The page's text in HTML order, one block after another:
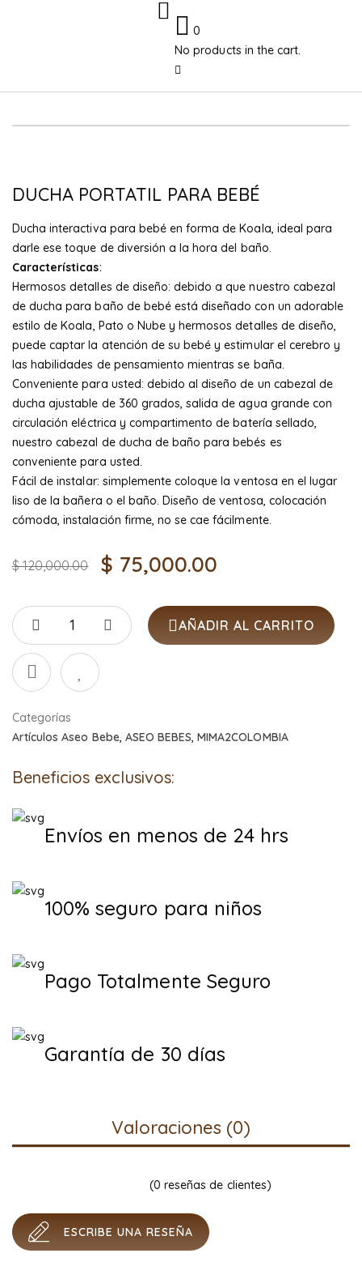
0
No products in the cart.
DUCHA PORTATIL PARA BEBÉ
Ducha interactiva para bebé en forma de Koala, ideal para
darle ese toque de diversión a la hora del baño.
Características:
Hermosos detalles de diseño: debido a que nuestro cabezal
de ducha para baño de bebé está diseñado con un adorable
estilo de Koala, Pato o Nube y hermosos detalles de diseño,
puede captar la atención de su bebé y estimular el cerebro y
las habilidades de pensamiento mientras se baña.
Conveniente para usted: debido al diseño de un cabezal de
ducha ajustable de 360 ​​grados, salida de agua grande con
circulación eléctrica y compartimento de batería sellado,
nuestro cabezal de ducha de baño para bebés es
conveniente para usted.
Fácil de instalar: simplemente coloque la ventosa en el lugar
liso de la bañera o el baño. Diseño de ventosa, colocación
cómoda, instalación firme, no se cae fácilmente.
$120,000.00 $ 75,000.00
AÑADIR AL CARRITO
Categorías
Artículos Aseo Bebe, ASEO BEBES,MIMA2COLOMBIA
Beneficios exclusivos:
Envíos en menos de 24 hrs
100% seguro para niños
Pago Totalmente Seguro
Garantía de 30 días
Valoraciones (0)
(0 reseñas de clientes)
ESCRIBE UNA RESEÑA